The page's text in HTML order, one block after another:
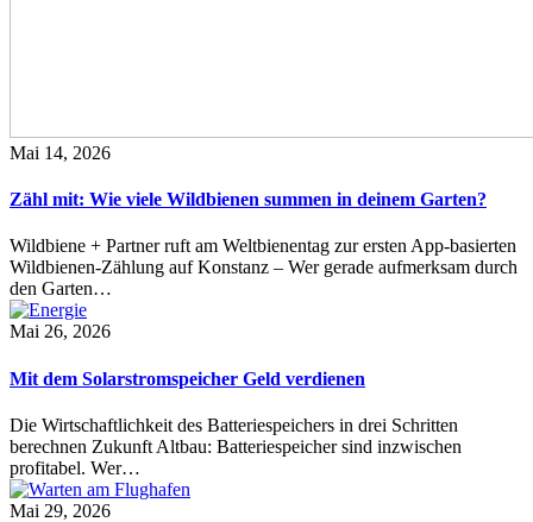
Mai 14, 2026
Zähl mit: Wie viele Wildbienen summen in deinem Garten?
Wildbiene + Partner ruft am Weltbienentag zur ersten App-basierten
Wildbienen-Zählung auf Konstanz – Wer gerade aufmerksam durch
den Garten…
Mai 26, 2026
Mit dem Solarstromspeicher Geld verdienen
Die Wirtschaftlichkeit des Batteriespeichers in drei Schritten
berechnen Zukunft Altbau: Batteriespeicher sind inzwischen
profitabel. Wer…
Mai 29, 2026